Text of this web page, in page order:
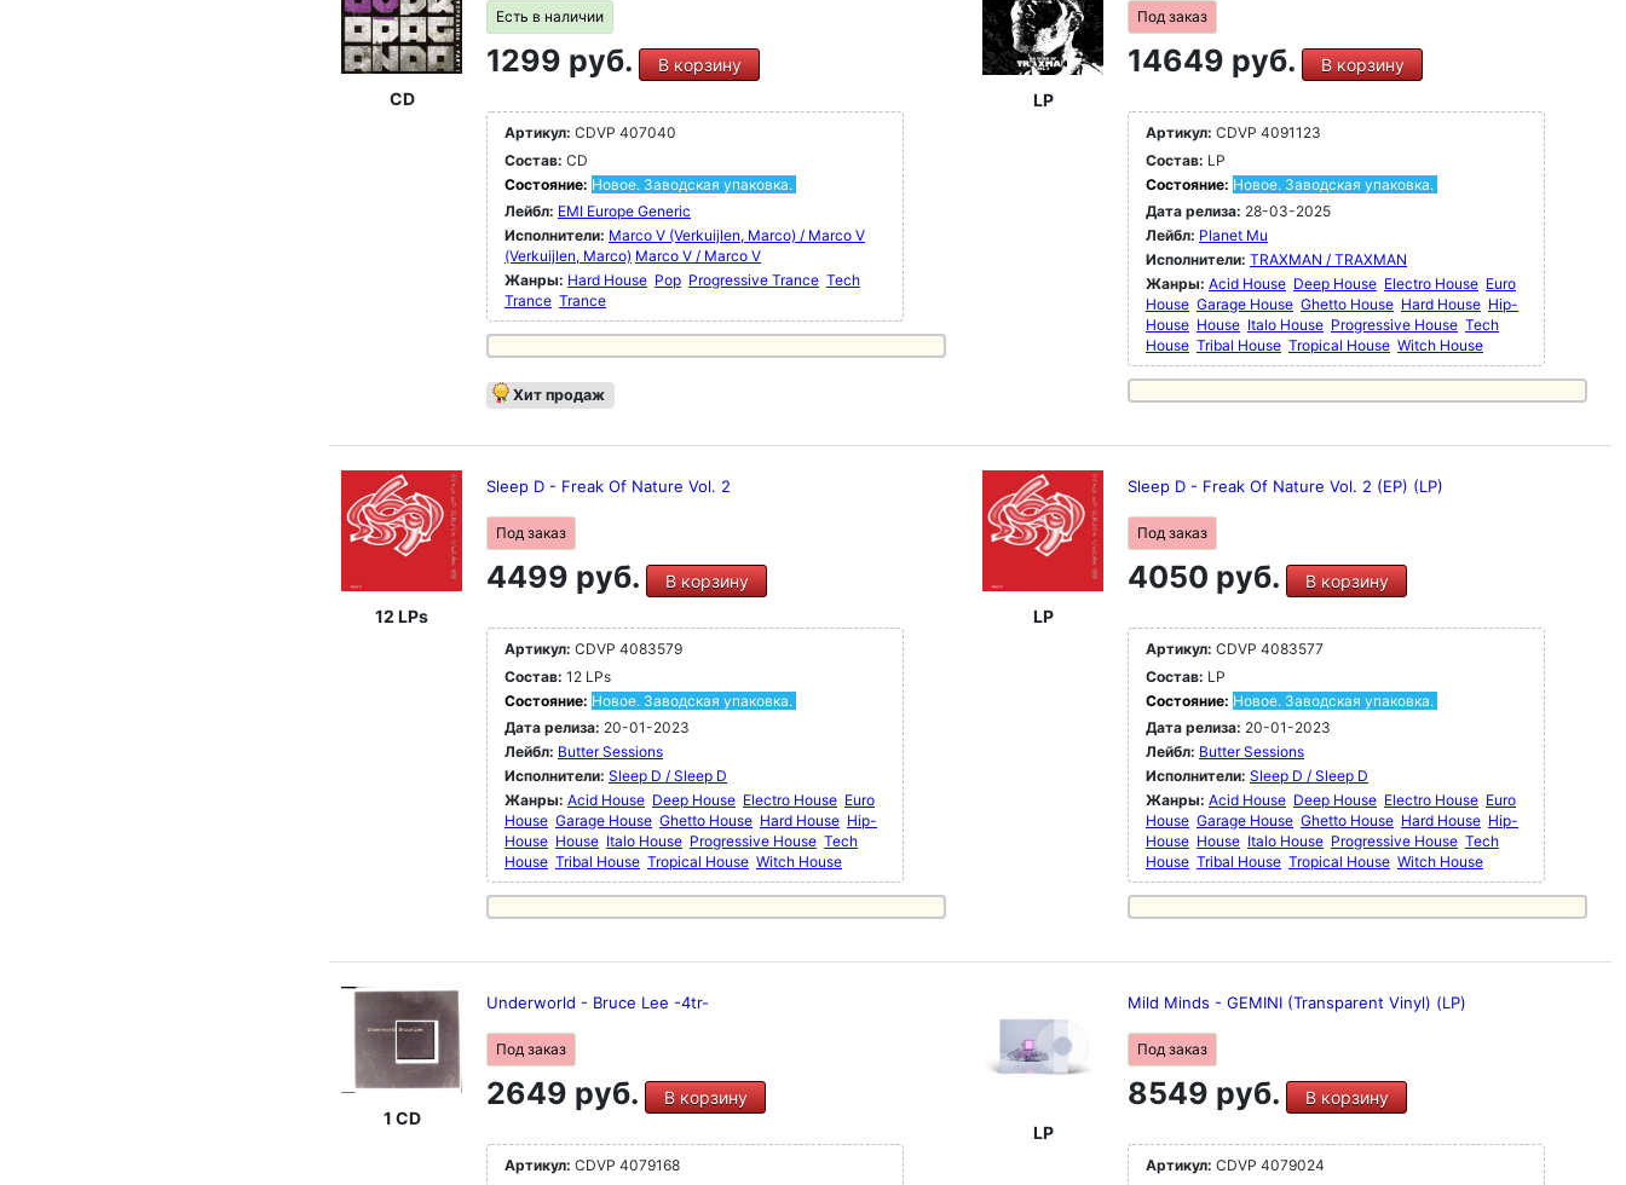
CD
Есть в наличии
1299 руб. В корзину
Артикул: CDVP 407040
Состав: CD
Состояние: Новое. Заводская упаковка.
Лейбл: EMI Europe Generic
Исполнители: Marco V (Verkuijlen, Marco) / Marco V
(Verkuijlen, Marco) Marco V / Marco V
Жанры: Hard House Pop Progressive Trance Tech
Trance Trance
Хит продаж
LP
Под заказ
14649 руб. В корзину
Артикул: CDVP 4091123
Состав: LP
Состояние: Новое. Заводская упаковка.
Дата релиза: 28-03-2025
Лейбл: Planet Mu
Исполнители: TRAXMAN / TRAXMAN
Жанры: Acid House Deep House Electro House Euro
House Garage House Ghetto House Hard House Hip-
House House Italo House Progressive House Tech
House Tribal House Tropical House Witch House
12 LPs
Sleep D - Freak Of Nature Vol. 2
Под заказ
4499 руб. В корзину
Артикул: CDVP 4083579
Состав: 12 LPs
Состояние: Новое. Заводская упаковка.
Дата релиза: 20-01-2023
Лейбл: Butter Sessions
Исполнители: Sleep D / Sleep D
Жанры: Acid House Deep House Electro House Euro
House Garage House Ghetto House Hard House Hip-
House House Italo House Progressive House Tech
House Tribal House Tropical House Witch House
LP
Sleep D - Freak Of Nature Vol. 2 (EP) (LP)
Под заказ
4050 руб. В корзину
Артикул: CDVP 4083577
Состав: LP
Состояние: Новое. Заводская упаковка.
Дата релиза: 20-01-2023
Лейбл: Butter Sessions
Исполнители: Sleep D / Sleep D
Жанры: Acid House Deep House Electro House Euro
House Garage House Ghetto House Hard House Hip-
House House Italo House Progressive House Tech
House Tribal House Tropical House Witch House
1 CD
Underworld - Bruce Lee -4tr-
Под заказ
2649 руб. В корзину
Артикул: CDVP 4079168
LP
Mild Minds - GEMINI (Transparent Vinyl) (LP)
Под заказ
8549 руб. В корзину
Артикул: CDVP 4079024